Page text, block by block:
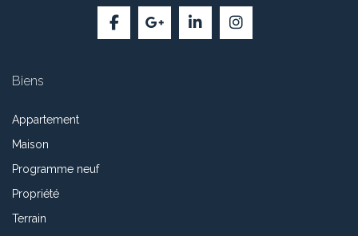
Biens
Appartement
Maison
Programme neuf
Propriété
Terrain